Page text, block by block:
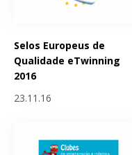
Selos Europeus de
Qualidade eTwinning
2016
23.11.16